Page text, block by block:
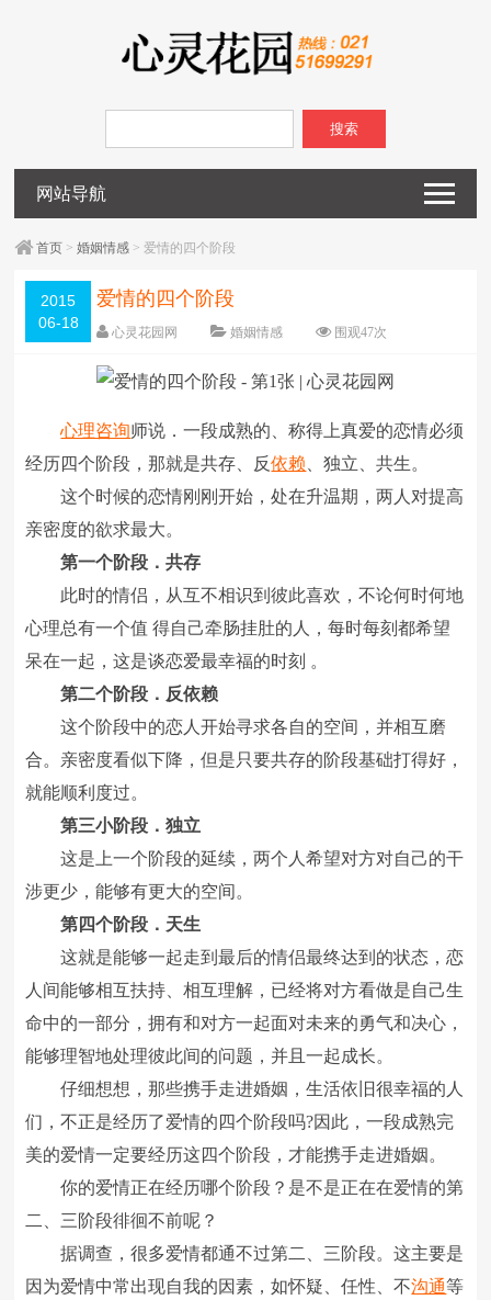
搜索
网站导航
首页 >婚姻情感 > 爱情的四个阶段
2015
06-18
爱情的四个阶段
心灵花园网 婚姻情感 围观47次
字体：大 中 小
心理咨询师说．一段成熟的、称得上真爱的恋情必须
经历四个阶段，那就是共存、反依赖 、独立、共生。
这个时候的恋情刚刚开始，处在升温期，两人对提高
亲密度的欲求最大。
第一个阶段．共存
此时的情侣，从互不相识到彼此喜欢，不论何时何地
心理总有一个值 得自己牵肠挂肚的人，每时每刻都希望
呆在一起，这是谈恋爱最幸福的时刻 。
第二个阶段．反依赖
这个阶段中的恋人开始寻求各自的空间，并相互磨
合。亲密度看似下降，但是只要共存的阶段基础打得好，
就能顺利度过。
第三小阶段．独立
这是上一个阶段的延续，两个人希望对方对自己的干
涉更少，能够有更大的空间。
第四个阶段．天生
这就是能够一起走到最后的情侣最终达到的状态，恋
人间能够相互扶持、相互理解，已经将对方看做是自己生
命中的一部分，拥有和对方一起面对未来的勇气和决心，
能够理智地处理彼此间的问题，并且一起成长。
仔细想想，那些携手走进婚姻，生活依旧很幸福的人
们，不正是经历了爱情的四个阶段吗?因此，一段成熟完
美的爱情一定要经历这四个阶段，才能携手走进婚姻。
你的爱情正在经历哪个阶段？是不是正在在爱情的第
二、三阶段徘徊不前呢？
据调查，很多爱情都通不过第二、三阶段。这主要是
因为爱情中常出现自我的因素，如怀疑、任性、不沟通等